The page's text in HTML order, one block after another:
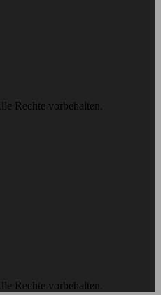
Rechte vorbehalten.
Rechte vorbehalten.